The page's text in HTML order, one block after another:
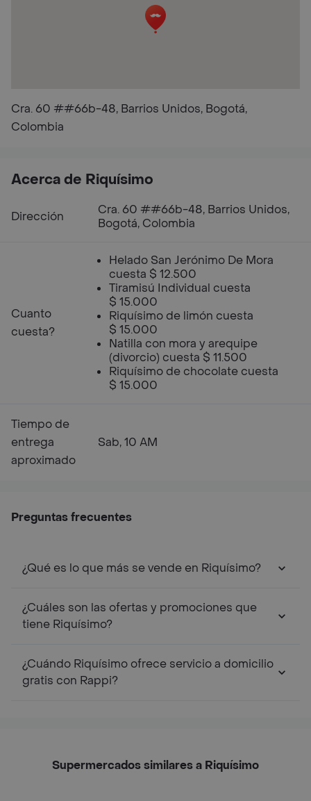
Cra. 60 ##66b-48, Barrios Unidos, Bogotá,
Colombia
Acerca de Riquísimo
Dirección
Cra. 60 ##66b-48, Barrios Unidos,
Bogotá, Colombia
Cuanto
cuesta?
Helado San Jerónimo De Mora
cuesta $ 12.500
Tiramisú Individual cuesta
$ 15.000
Riquísimo de limón cuesta
$ 15.000
Natilla con mora y arequipe
(divorcio) cuesta $ 11.500
Riquísimo de chocolate cuesta
$ 15.000
Tiempo de
entrega
aproximado
Sab, 10 AM
Preguntas frecuentes
¿Qué es lo que más se vende en Riquísimo?
¿Cuáles son las ofertas y promociones que
tiene Riquísimo?
¿Cuándo Riquísimo ofrece servicio a domicilio
gratis con Rappi?
Supermercados similares a Riquísimo